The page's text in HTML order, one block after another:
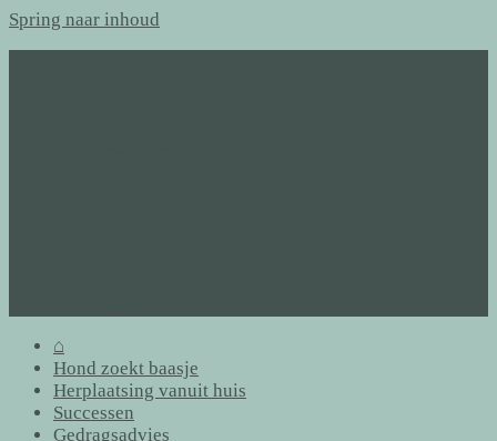
Spring naar inhoud
⌂
Hond zoekt baasje
Herplaatsing vanuit huis
Successen
Gedragsadvies